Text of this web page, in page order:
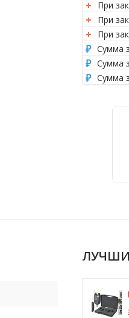
При
При
При
Сумма
Сумма
Сумма